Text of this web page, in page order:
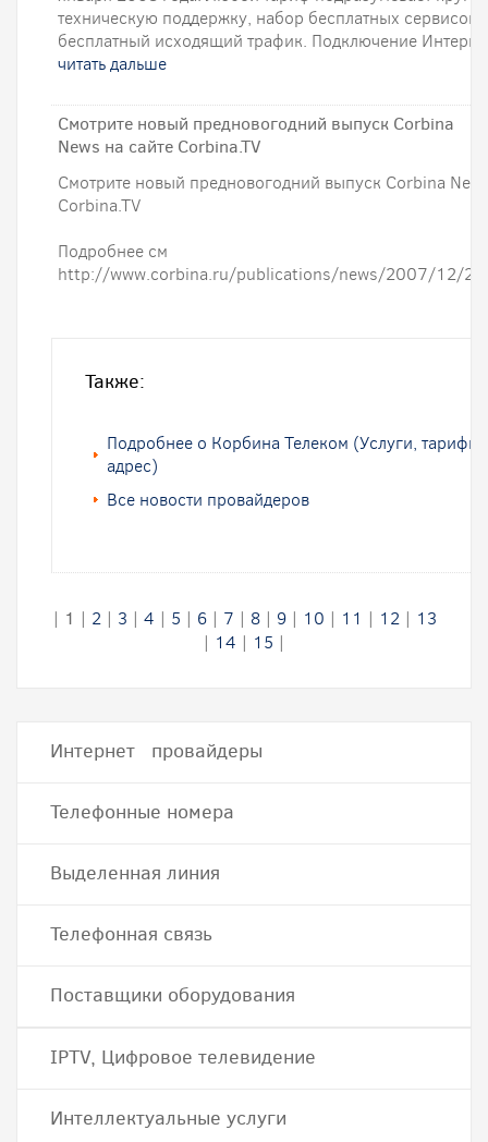
техническую поддержку, набор бесплатных сервисов,
бесплатный исходящий трафик. Подключение
читать дальше
Смотрите новый предновогодний выпуск Corbina
News на сайте Corbina.TV
Смотрите новый предновогодний выпуск Corbina
Corbina.TV
Подробнее см
http://www.corbina.ru/publications/news/2007/12/
Также:
Подробнее о Корбина Телеком (Услуги, тарифы,
адрес)
Все новости провайдеров
| 1 | 2| 3 | 4 | 5 | 6| 7 | 8| 9| 10 | 11 | 12| 13
| 14 | 15 |
Интернет провайдеры
Телефонные номера
Выделенная линия
Телефонная связь
Поставщики оборудования
IPTV, Цифровое телевидение
Интеллектуальные услуги